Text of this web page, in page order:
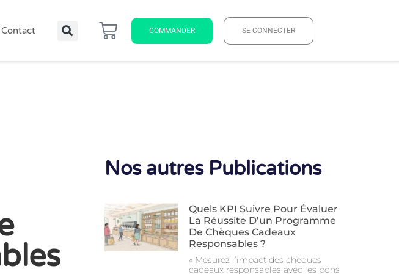
Contact COMMANDER SE CONNECTER
Nos autres Publications
Quels KPI Suivre Pour Évaluer
La Réussite D’un Programme
De Chèques Cadeaux
Responsables ?
« Mesurez l’impact des chèques
cadeaux responsables avec les bons